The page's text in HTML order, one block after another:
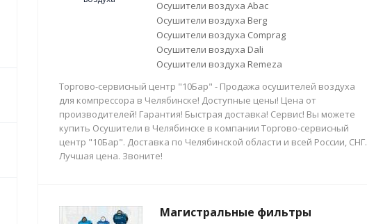
Осушители воздуха Abac
Осушители воздуха Berg
Осушители воздуха Comprag
Осушители воздуха Dali
Осушители воздуха Remeza
Торгово-сервисный центр "10Бар" - Продажа осушителей воздуха
для компрессора в Челябинске! Доступные цены! Цена от
производителей! Гарантия! Быстрая доставка! Сервис! Вы можете
купить Осушители в Челябинске в компании Торгово-сервисный
центр "10Бар". Доставка по Челябинской области и всей России, СНГ.
Лучшая цена. Звоните!
Магистральные фильтры